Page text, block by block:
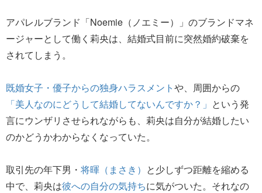
アパレルブランド「Noemie（ノエミー）」のブランドマネ
ージャーとして働く莉央は、結婚式目前に突然婚約破棄を
されてしまう。
既婚女子・優子からの独身ハラスメントや、周囲からの
「美人なのにどうして結婚してないんですか？」 という発
言にウンザリさせられながらも、莉央は自分が結婚したい
のかどうかわからなくなっていた。
取引先の年下男・ 将暉（まさき） と少しずつ距離を縮める
中で、莉央は彼への自分の気持ちに気がついた。それなの